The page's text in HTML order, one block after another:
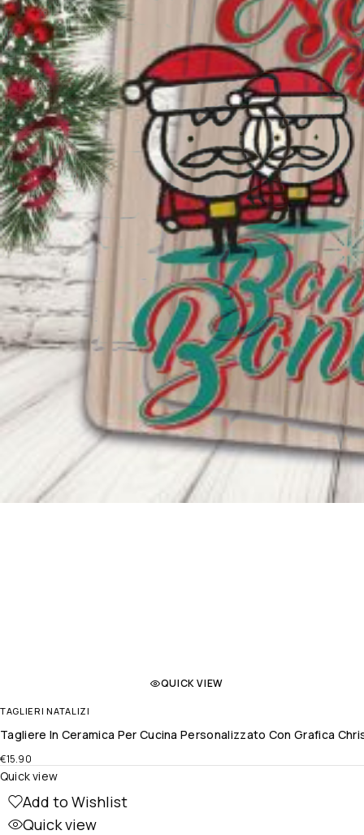
QUICK VIEW
TAGLIERI NATALIZI
Tagliere In Ceramica Per Cucina Personalizzato Con Grafica
€15.90
Add to Wishlist
Quick view
Quick view